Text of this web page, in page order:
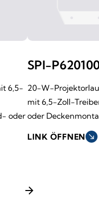
6,5-
oder
SPI-
20-W-
mit 6,5-Zoll-
oder
LINK ÖFFNEN south_east
arrow_forward